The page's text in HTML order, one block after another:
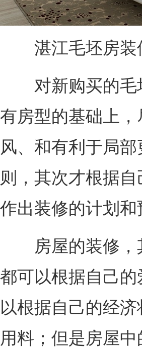
湛江毛坯房装
对新购买的毛
有房型的基础上
风、和有利于局
则，其次才根据
作出装修的计划
房屋的装修，
都可以根据自己
以根据自己的经
用料；但是房屋